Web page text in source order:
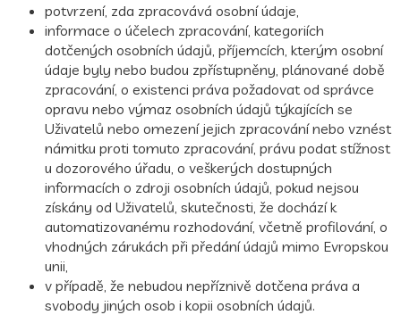
potvrzení, zda zpracovává osobní údaje,
informace o účelech zpracování, kategoriích
dotčených osobních údajů, příjemcích, kterým osobní
údaje byly nebo budou zpřístupněny, plánované době
zpracování, o existenci práva požadovat od správce
opravu nebo výmaz osobních údajů týkajících se
Uživatelů nebo omezení jejich zpracování nebo vznést
námitku proti tomuto zpracování, právu podat stížnost
u dozorového úřadu, o veškerých dostupných
informacích o zdroji osobních údajů, pokud nejsou
získány od Uživatelů, skutečnosti, že dochází k
automatizovanému rozhodování, včetně profilování, o
vhodných zárukách při předání údajů mimo Evropskou
unii,
v případě, že nebudou nepříznivě dotčena práva a
svobody jiných osob i kopii osobních údajů.